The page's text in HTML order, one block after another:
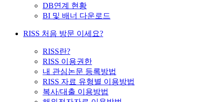
DB연계 현황
BI 및 배너 다운로드
RISS 처음 방문 이세요?
RISS란?
RISS 이용권한
내 관심논문 등록방법
RISS 자료 유형별 이용방법
복사/대출 이용방법